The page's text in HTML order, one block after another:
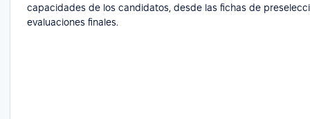
capacidades de los candidatos, desde las fichas de
evaluaciones finales.